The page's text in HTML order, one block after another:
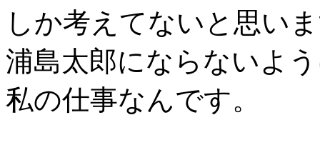
しか考えてないと思い
浦島太郎にならないよ
私の仕事なんです。